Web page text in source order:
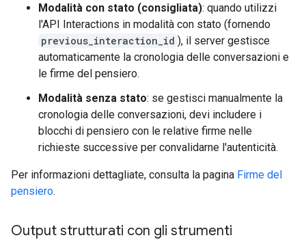
Modalità con stato (consigliata): quando utilizzi
l'API Interactions in modalità con stato (fornendo
previous_interaction_id ), il server gestisce
automaticamente la cronologia delle conversazioni e
le firme del pensiero.
Modalità senza stato: se gestisci manualmente la
cronologia delle conversazioni, devi includere i
blocchi di pensiero con le relative firme nelle
richieste successive per convalidarne l'autenticità.
Per informazioni dettagliate, consulta la pagina Firme del
pensiero.
Output strutturati con gli strumenti